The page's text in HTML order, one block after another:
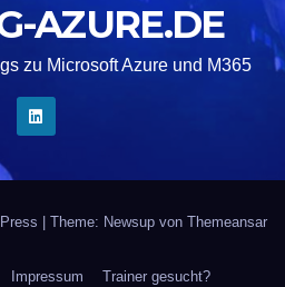
AZURE.DE
zu Microsoft Azure und M365
Theme: Newsup von Themeansar
Impressum Trainer gesucht?